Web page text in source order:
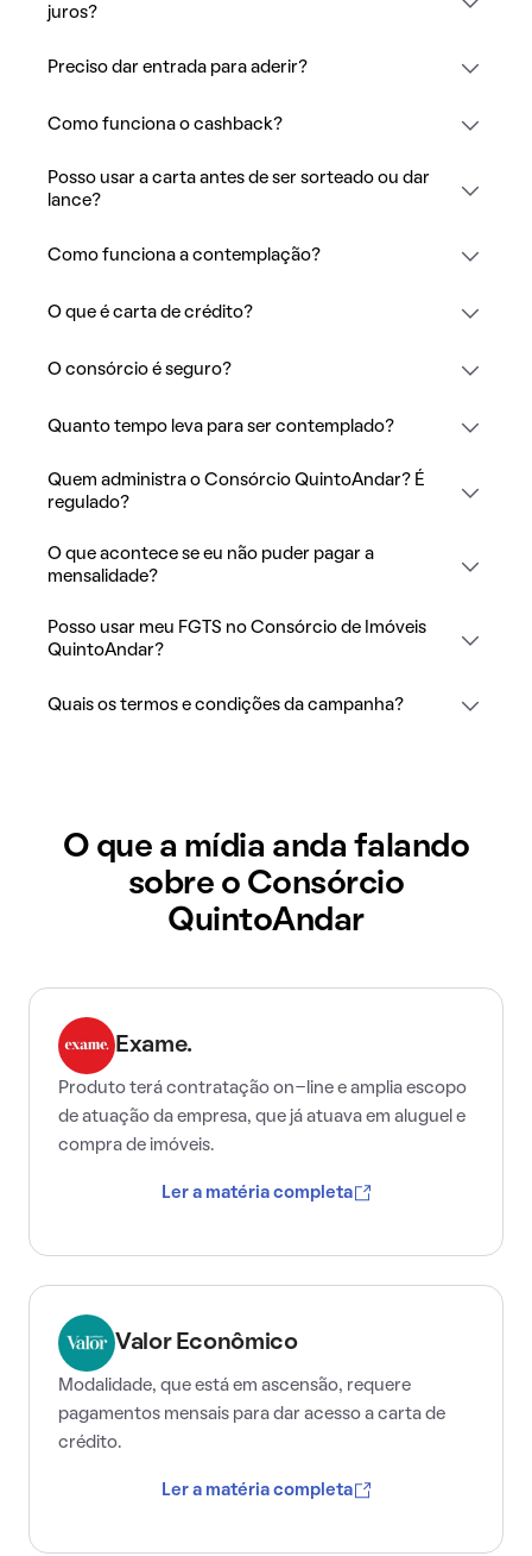
juros?
Preciso dar entrada para aderir?
Como funciona o cashback?
Posso usar a carta antes de ser sorteado ou dar
lance?
Como funciona a contemplação?
O que é carta de crédito?
O consórcio é seguro?
Quanto tempo leva para ser contemplado?
Quem administra o Consórcio QuintoAndar? É
regulado?
O que acontece se eu não puder pagar a
mensalidade?
Posso usar meu FGTS no Consórcio de Imóveis
QuintoAndar?
Quais os termos e condições da campanha?
O que a mídia anda falando
sobre o Consórcio
QuintoAndar
Exame.
Produto terá contratação on-line e amplia escopo
de atuação da empresa, que já atuava em aluguel e
compra de imóveis.
Ler a matéria completa
Valor Econômico
Modalidade, que está em ascensão, requere
pagamentos mensais para dar acesso a carta de
crédito.
Ler a matéria completa